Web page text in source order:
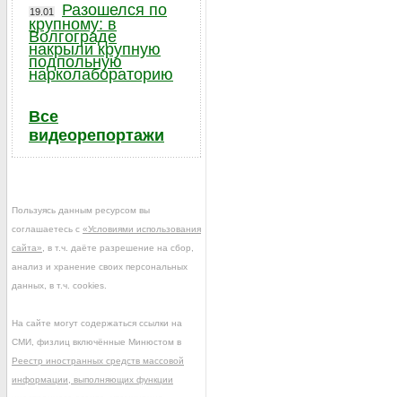
19.01
Разошелся по
крупному: в
Волгограде
накрыли крупную
подпольную
нарколабораторию
Все
видеорепортажи
Пользуясь данным ресурсом вы
соглашаетесь с «Условиями использования
сайта» , в т.ч. даёте разрешение на сбор,
анализ и хранение своих персональных
данных, в т.ч. cookies.
На сайте могут содержаться ссылки на
СМИ, физлиц включённые Минюстом в
Реестр иностранных средств массовой
информации, выполняющих функции